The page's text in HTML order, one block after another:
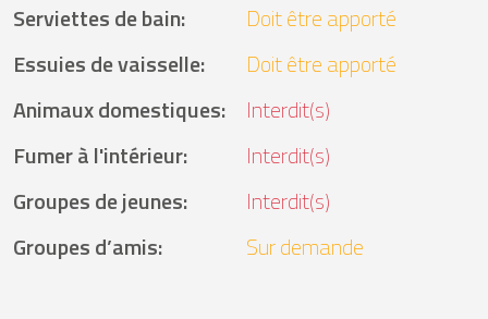
Serviettes de bain:
Doit être apporté
Essuies de vaisselle:
Doit être apporté
Animaux domestiques:
Interdit(s)
Fumer à l'intérieur:
Interdit(s)
Groupes de jeunes:
Interdit(s)
Groupes d’amis: Sur demande